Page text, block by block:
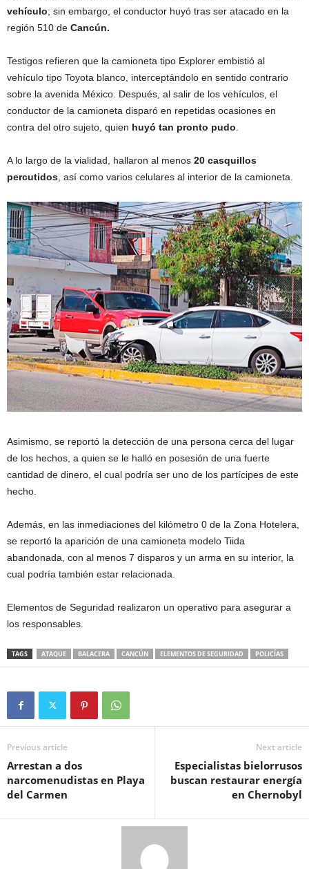
vehículo; sin embargo, el conductor huyó tras ser atacado en la
región 510 de Cancún.
Testigos refieren que la camioneta tipo Explorer embistió al
vehículo tipo Toyota blanco, interceptándolo en sentido contrario
sobre la avenida México. Después, al salir de los vehículos, el
conductor de la camioneta disparó en repetidas ocasiones en
contra del otro sujeto, quien huyó tan pronto pudo
A lo largo de la vialidad, hallaron al menos 20 casquillos
percutidos , así como varios celulares al interior de la camioneta.
Asimismo, se reportó la detección de una persona cerca del lugar
de los hechos, a quien se le halló en posesión de una fuerte
cantidad de dinero, el cual podría ser uno de los partícipes de este
hecho.
Además, en las inmediaciones del kilómetro 0 de la Zona Hotelera,
se reportó la aparición de una camioneta modelo Tiida
abandonada, con al menos 7 disparos y un arma en su interior, la
cual podría también estar relacionada.
Elementos de Seguridad realizaron un operativo para asegurar a
los responsables.
TAGS ATAQUE BALACERA CANCÚN ELEMENTOS DE SEGURIDAD POLICÍAS
Previous article
Arrestan a dos
narcomenudistas en Playa
del Carmen
Next article
Especialistas bielorrusos
buscan restaurar energía
en Chernobyl